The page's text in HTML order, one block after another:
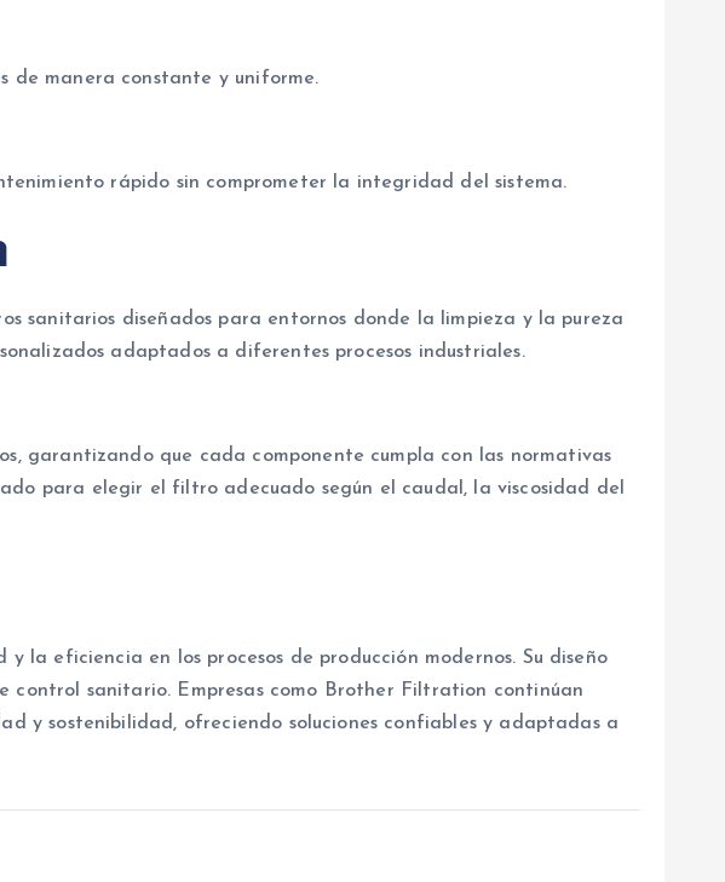
de manera constante y uniforme.
rápido sin comprometer la integridad del sistema.
sanitarios diseñados para entornos donde la limpieza y la pureza
adaptados a diferentes procesos industriales.
garantizando que cada componente cumpla con las normativas
para elegir el filtro adecuado según el caudal, la viscosidad del
la eficiencia en los procesos de producción modernos. Su diseño
sanitario. Empresas como Brother Filtration continúan
y sostenibilidad, ofreciendo soluciones confiables y adaptadas a